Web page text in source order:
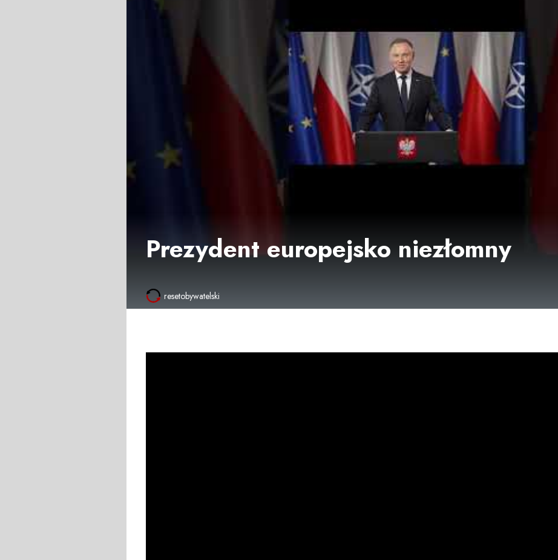
Prezydent europejsko niezłomny
resetobywatelski